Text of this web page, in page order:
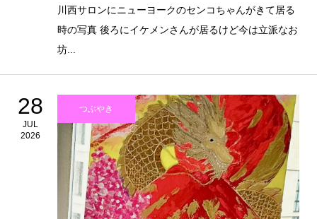
川西サロンにニューヨークのセンコちゃんがきて居る
時の写真 後ろにイケメンさんが居るけど今は立派なお
坊...
28
JUL
2026
つぶやき